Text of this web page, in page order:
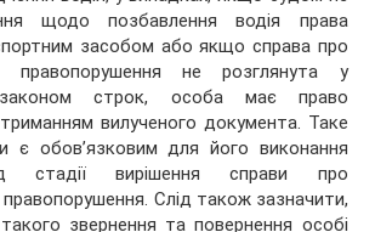
щодо позбавлення водія права
засобом або якщо справа про
правопорушення не розглянута у
законом строк, особа має право
вилученого документа. Таке
є обов’язковим для його виконання
стадії вирішення справи про
правопорушення. Слід також зазначити,
звернення та повернення особі